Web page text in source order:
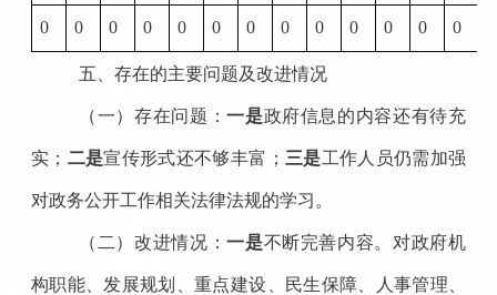
0 0 0 0 0 0 0 0 0 0 0 0 0
五、存在的主要问题及改进情况
（一）存在问题：一是政府信息的内容还有待充
实； 二是宣传形式还不够丰富； 三是工作人员仍需加强
对政务公开工作相关法律法规的学习。
（二）改进情况：一是不断完善内容。对政府机
构职能、发展规划、重点建设、民生保障、人事管理、